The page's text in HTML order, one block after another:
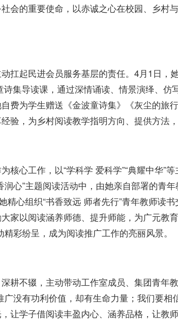
的重要使命，以赤诚之心在校园、乡村
扛起民进会员服务基层的责任。4月1日，
集导读课，通过深情诵读、情景演绎、
费为学生赠送《金波童诗集》《灰尘的旅
，为乡村阅读教学指明方向、提供方法，
心工作，以“学科学 爱科学”“典耀中华”
心”主题阅读活动中，由她亲自部署的青
心组织“书香致远 师者先行”青年教师读
家以阅读涵养师德、提升师能，为广元教
彩纷呈，成为阅读推广工作的亮丽风景。
耕不辍，主动带动工作室成员、集团青年
没有功利价值，却有生命力量；我们要
学子借阅读丰盈内心、涵养品格，让教